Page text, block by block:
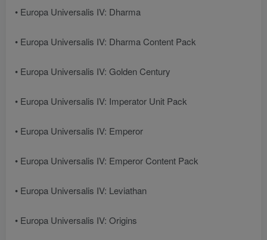
• Europa Universalis IV: Dharma
• Europa Universalis IV: Dharma Content Pack
• Europa Universalis IV: Golden Century
• Europa Universalis IV: Imperator Unit Pack
• Europa Universalis IV: Emperor
• Europa Universalis IV: Emperor Content Pack
• Europa Universalis IV: Leviathan
• Europa Universalis IV: Origins